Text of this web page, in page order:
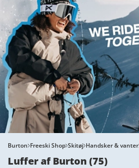
Burton Freeski Shop Skitøj Handsker & vanter
Luffer af Burton(75)